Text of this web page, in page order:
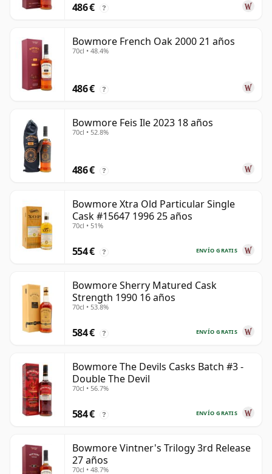
486 € ?
Bowmore French Oak 2000 21 años
70cl • 48.4%
486 € ?
Bowmore Feis Ile 2023 18 años
70cl • 52.8%
486 € ?
Bowmore Xtra Old Particular Single
Cask #15647 1996 25 años
70cl • 51%
ENVÍO GRATIS
554 € ?
Bowmore Sherry Matured Cask
Strength 1990 16 años
70cl • 53.8%
ENVÍO GRATIS
584 € ?
Bowmore The Devils Casks Batch #3 -
Double The Devil
70cl • 56.7%
ENVÍO GRATIS
584 € ?
Bowmore Vintner's Trilogy 3rd Release
27 años
70cl • 48.7%